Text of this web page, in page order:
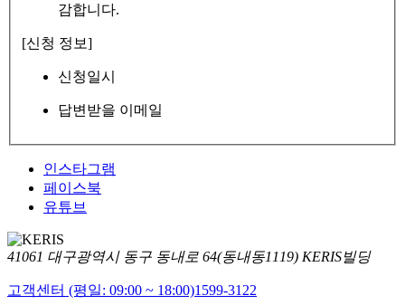
감합니다.
[신청 정보]
신청일시
답변받을 이메일
인스타그램
페이스북
유튜브
41061 대구광역시 동구 동내로 64(동내동1119) KERIS빌딩
고객센터 (평일: 09:00 ~ 18:00)1599-3122